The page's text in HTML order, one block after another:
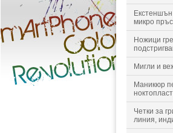
Екстеншън
микро
Ножици
Мигли и
Маникюр
Четки за
линия,